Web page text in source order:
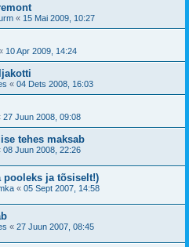
« 15 Mai 2009, 10:27
10 Apr 2009, 14:24
« 04 Dets 2008, 16:03
27 Juun 2008, 09:08
tehes maksab
08 Juun 2008, 22:26
pooleks ja tõsiselt!)
« 05 Sept 2007, 14:58
« 27 Juun 2007, 08:45